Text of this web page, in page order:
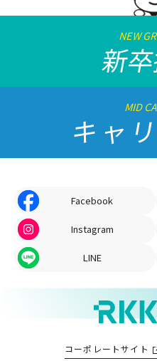
新
NEW
キャ
MID
Facebook
Instagram
LINE
コーポレートサイト